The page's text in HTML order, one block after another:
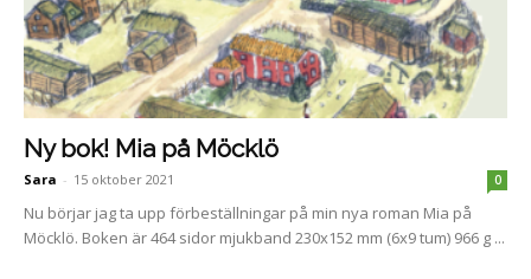
Ny bok! Mia på Möcklö
Sara - 15 oktober 2021 0
Nu börjar jag ta upp förbeställningar på min nya roman Mia på
Möcklö. Boken är 464 sidor mjukband 230x152 mm (6x9 tum) 966 g ...